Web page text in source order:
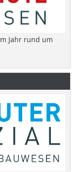
Jahr rund um